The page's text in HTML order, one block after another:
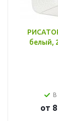
белый,
В
от